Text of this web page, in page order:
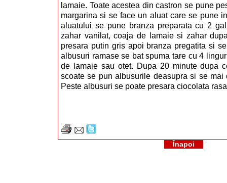
lamaie. Toate acestea din castron se pune
margarina si se face un aluat care se pune
aluatului se pune branza preparata cu 2
zahar vanilat, coaja de lamaie si zahar
presara putin gris apoi branza pregatita si
albusuri ramase se bat spuma tare cu 4
de lamaie sau otet. Dupa 20 minute dupa
scoate se pun albusurile deasupra si se mai
Peste albusuri se poate presara ciocolata
Înapoi